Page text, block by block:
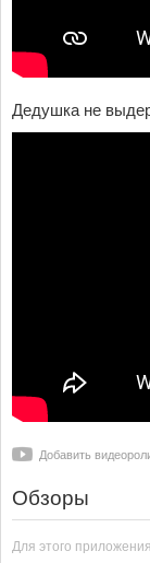
Дедушка не
Добавить
Обзоры
Для этого